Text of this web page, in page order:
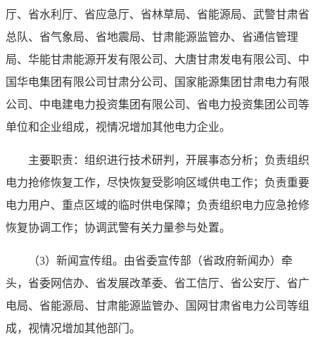
厅、省水利厅、省应急厅、省林草局、省能源局、武警甘肃省
总队、省气象局、省地震局、甘肃能源监管办、省通信管理
局、华能甘肃能源开发有限公司、大唐甘肃发电有限公司、中
国华电集团有限公司甘肃分公司、国家能源集团甘肃电力有限
公司、中电建电力投资集团有限公司、省电力投资集团公司等
单位和企业组成，视情况增加其他电力企业。
主要职责：组织进行技术研判，开展事态分析；负责组织
电力抢修恢复工作，尽快恢复受影响区域供电工作；负责重要
电力用户、重点区域的临时供电保障；负责组织电力应急抢修
恢复协调工作；协调武警有关力量参与处置。
（3）新闻宣传组。由省委宣传部（省政府新闻办）牵
头，省委网信办、省发展改革委、省工信厅、省公安厅、省广
电局、省能源局、甘肃能源监管办、国网甘肃省电力公司等组
成，视情况增加其他部门。